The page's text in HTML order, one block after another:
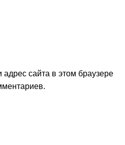
сайта в этом браузере